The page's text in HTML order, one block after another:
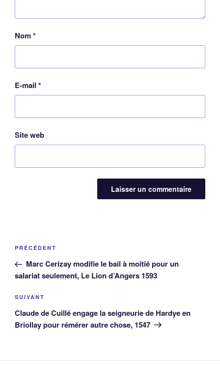
Nom*
E-mail *
Site web
Navigation
l’article
Article
précédent
PRÉCÉDENT
Marc Cerizay modifie le bail à moitié pour un
salariat seulement, Le Lion d’Angers 1593
Article
suivant
SUIVANT
Claude de Cuillé engage la seigneurie de Hardye en
Briollay pour rémérer autre chose, 1547